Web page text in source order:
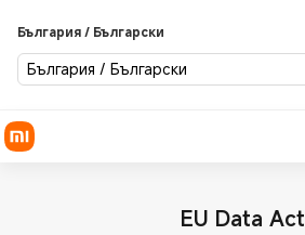
България / Български
България / Български
EU Data Act